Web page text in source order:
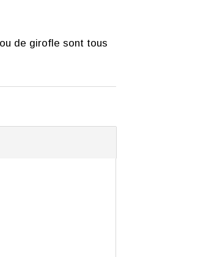
de girofle sont tous